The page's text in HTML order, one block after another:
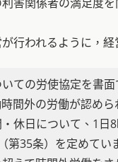
行われるように，
ての労使協定を書
間外の労働が認め
休日について、1日
第35条）を定めてい